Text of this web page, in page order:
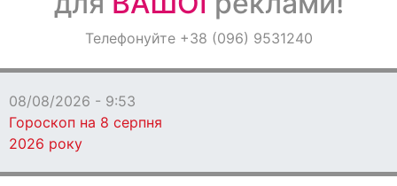
ОголошенняТелефонуйте +38 (096) 9531240